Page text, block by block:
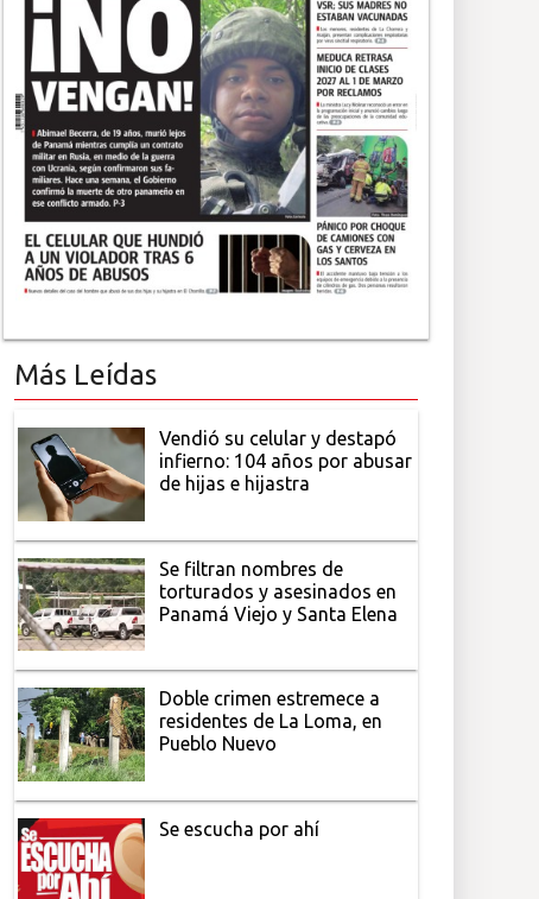
Más Leídas
Vendió su celular y destapó
infierno: 104 años por abusar
de hijas e hijastra
Se filtran nombres de
torturados y asesinados en
Panamá Viejo y Santa Elena
Doble crimen estremece a
residentes de La Loma, en
Pueblo Nuevo
Se escucha por ahí